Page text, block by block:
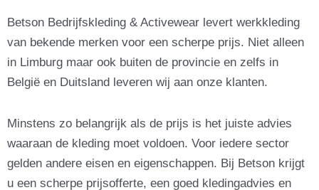
Betson Bedrijfskleding & Activewear levert werkkleding
van bekende merken voor een scherpe prijs. Niet alleen
in Limburg maar ook buiten de provincie en zelfs in
België en Duitsland leveren wij aan onze klanten.
Minstens zo belangrijk als de prijs is het juiste advies
waaraan de kleding moet voldoen. Voor iedere sector
gelden andere eisen en eigenschappen. Bij Betson krijgt
u een scherpe prijsofferte, een goed kledingadvies en